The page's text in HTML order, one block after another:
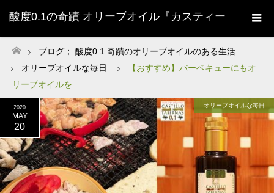
酸度0.1の奇蹟 オリーブオイル『カスティー
ジョ・デ・タベルナス0.1』株式会社清州
Sherry-
ホーム
ブログ； 酸度0.1 奇蹟のオリーブオイルのある生活
オリーブオイルな毎日
【おすすめ】バーベキューにもオ
リーブオイルを
2020
MAY
20
オリーブオイルな毎日